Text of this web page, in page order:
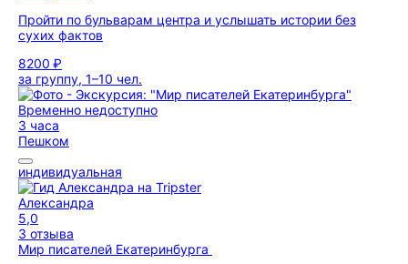
Пройти по бульварам центра и услышать истории без
сухих фактов
8200 ₽
за группу, 1–10 чел.
Временно недоступно
3 часа
Пешком
индивидуальная
Александра
5,0
3 отзыва
Мир писателей Екатеринбурга